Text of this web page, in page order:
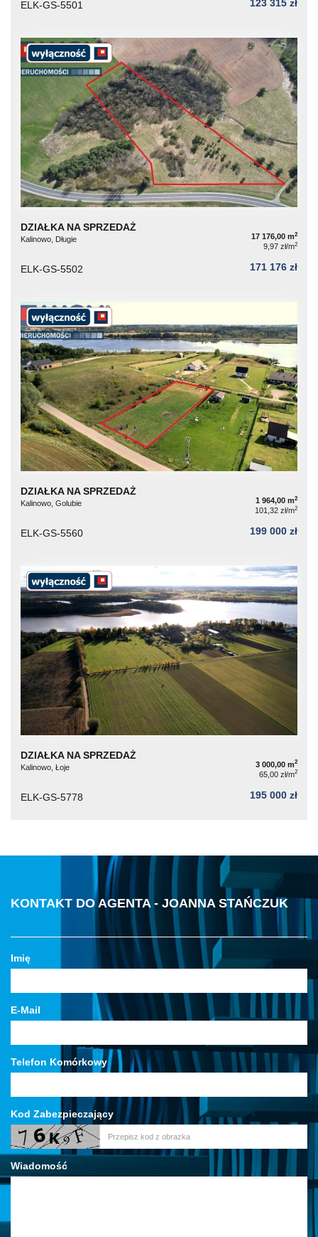
ELK-GS-5501 123 315 zł
DZIAŁKA NA SPRZEDAŻ
Kalinowo, Długie 17 176,00 m2
9,97 zł/m2
ELK-GS-5502 171 176 zł
DZIAŁKA NA SPRZEDAŻ
Kalinowo, Golubie 1 964,00 m2
101,32 zł/m2
ELK-GS-5560 199 000 zł
DZIAŁKA NA SPRZEDAŻ
Kalinowo, Łoje 3 000,00 m2
65,00 zł/m2
ELK-GS-5778 195 000 zł
KONTAKT DO AGENTA - JOANNA STAŃCZUK
Imię
E-Mail
Telefon Komórkowy
Kod Zabezpieczający
Wiadomość